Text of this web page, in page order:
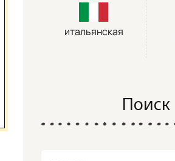
итальянская
Поиск